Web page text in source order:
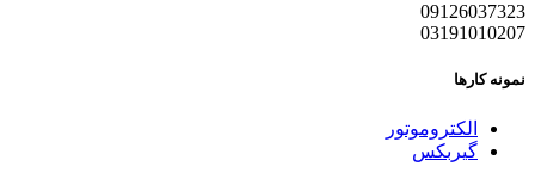
09126037323
03191010207
نمونه کارها
الکتروموتور
گیربکس